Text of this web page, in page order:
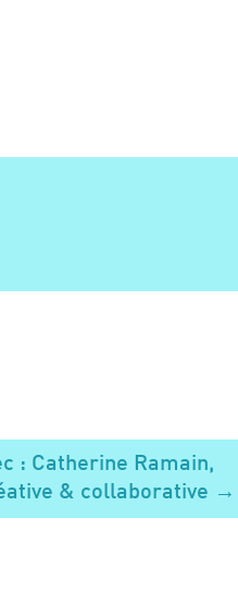
: Catherine Ramain,
& collaborative →